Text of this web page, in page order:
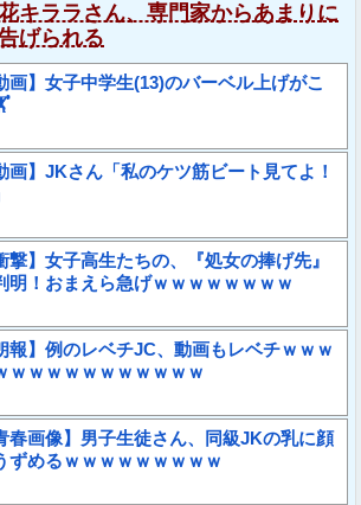
キララさん、専門家からあまりに
げられる
画】女子中学生(13)のバーベル上げがこ
画】JKさん「私のケツ筋ビート見てよ！
撃】女子高生たちの、『処女の捧げ先』
明！おまえら急げｗｗｗｗｗｗｗｗ
報】例のレベチJC、動画もレベチｗｗｗ
ｗｗｗｗｗｗｗｗｗｗｗ
春画像】男子生徒さん、同級JKの乳に顔
ずめるｗｗｗｗｗｗｗｗｗ